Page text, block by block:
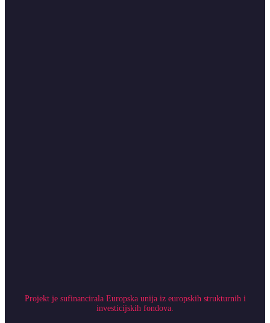
Projekt je sufinancirala Europska unija iz europskih strukturnih i
investicijskih fondova.